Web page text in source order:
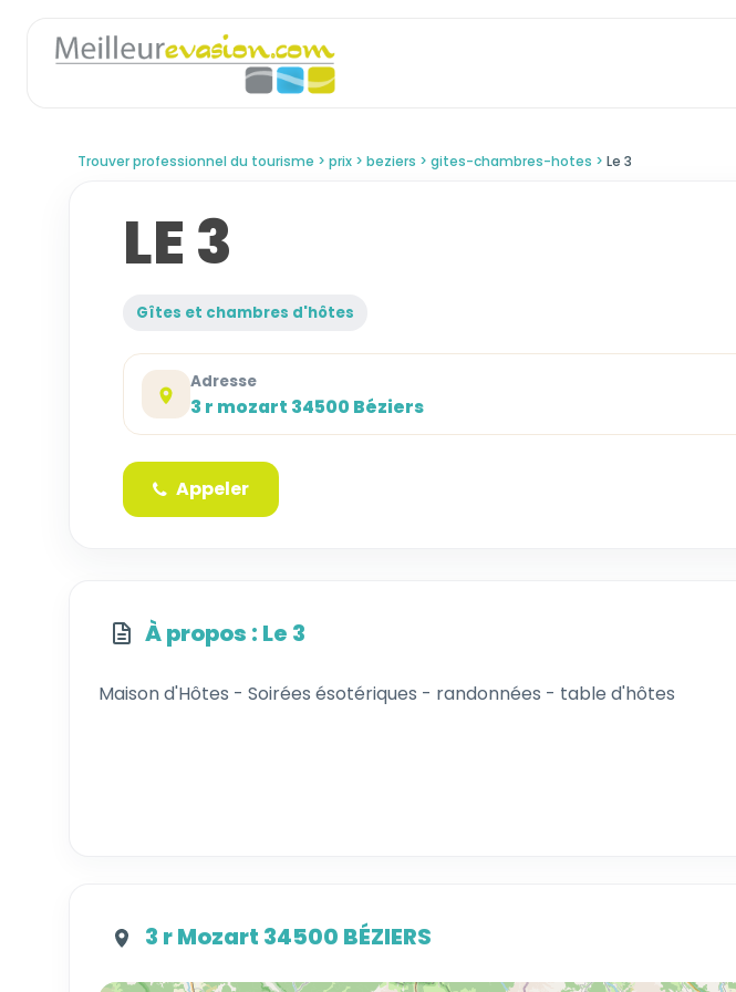
Trouver professionnel du tourisme prix beziers gites-chambres-hotes Le 3
LE 3
Gîtes et chambres d'hôtes
Adresse
3 r mozart 34500 Béziers
Appeler
À propos : Le 3
Maison d'Hôtes - Soirées ésotériques - randonnées - table d'hôtes
3 r Mozart 34500 BÉZIERS